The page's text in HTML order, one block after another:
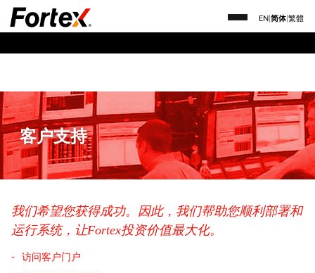
EN 简体 繁體
客户支持
我们希望您获得成功。因此，我们帮助您顺利部署和
运行系统，让Fortex投资价值最大化。
访问客户门户